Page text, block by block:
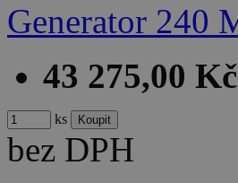
43 275,00 Kč
ks
bez DPH